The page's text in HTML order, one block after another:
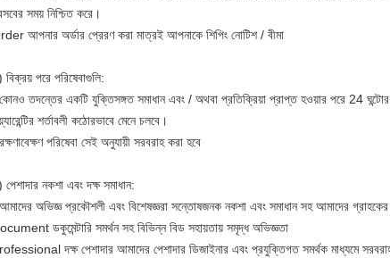
সময় নিশ্চিত করে।
আপনার অর্ডার প্রেরণ করা মাত্রই আপনাকে শিপিং নোটিশ / বীমা
পরে পরিষেবাগুলি:
তদন্তের একটি যুক্তিসঙ্গত সমাধান এবং / অথবা প্রতিক্রিয়া প্রাপ্ত হওয়ার পরে 24
শর্তাবলী কঠোরভাবে মেনে চলবে।
পরিষেবা সেই অনুযায়ী সরবরাহ করা হবে
নকশা এবং দক্ষ সমাধান:
অভিজ্ঞ প্রকৌশলী এবং বিশেষজ্ঞরা সন্তোষজনক নকশা এবং সমাধান সহ আমাদের গ্রাহকের
ডকুমেন্টারি সমর্থন সহ বিভিন্ন বিড সহায়তায় সমৃদ্ধ অভিজ্ঞতা
দক্ষ পেশাদার আমাদের পেশাদার ডিজাইনার এবং প্রযুক্তিগত সমর্থক মাধ্যমে